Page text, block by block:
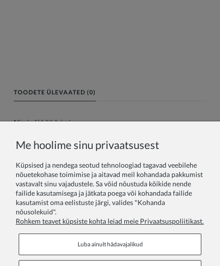
TOODETE ÜLEVAATED (0)
Nimi või hüüdnimi:
Saada
Me hoolime sinu privaatsusest
Küpsised ja nendega seotud tehnoloogiad tagavad veebilehe
nõuetekohase toimimise ja aitavad meil kohandada pakkumist
vastavalt sinu vajadustele. Sa võid nõustuda kõikide nende
failide kasutamisega ja jätkata poega või kohandada failide
kasutamist oma eelistuste järgi, valides "Kohanda
nõusolekuid".
Rohkem teavet küpsiste kohta leiad meie Privaatsuspoliitikast.
Luba ainult hädavajalikud